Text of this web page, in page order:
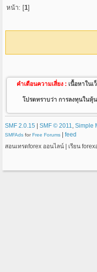
หน้า: [1]
คำเตือนความเสี่ยง : เนื้อหาใน
โปรดทราบว่า การลงทุนในหุ้
SMF 2.0.15 SMF © 2011, Simple
SMFAds forFree Forums
feed
สอนเทรดforex ออนไลน์ | เรียน